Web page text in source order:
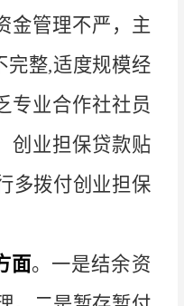
金管理不严，主
完整,适度规模经
专业合作社社员
创业担保贷款贴
多拨付创业担保
面。一是结余资